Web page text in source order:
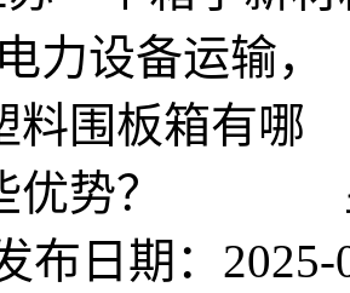
布日期：2025-